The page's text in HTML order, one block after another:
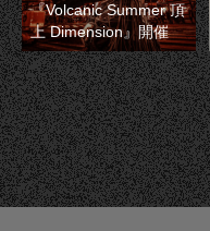
『Volcanic Summer 頂
上 Dimension』開催